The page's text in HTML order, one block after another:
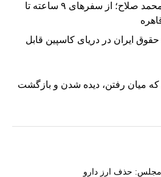
روایت فداکاری‌های محمد صلاح؛ از سفرهای ۹ ساعته تا
ایران در دریای کاسپین قابل
که میان رفتن، دیده شدن و بازگشت
حذف ارز دارو